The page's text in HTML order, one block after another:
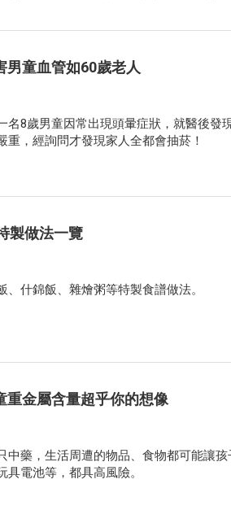
男童血管如60歲老人
8歲男童因常出現頭暈症狀，就醫後發
，經詢問才發現家人全都會抽菸！
製做法一覽
什錦飯、雜燴粥等特製食譜做法。
重金屬含量超乎你的想像
藥，生活周遭的物品、食物都可能讓
電池等，都具高風險。